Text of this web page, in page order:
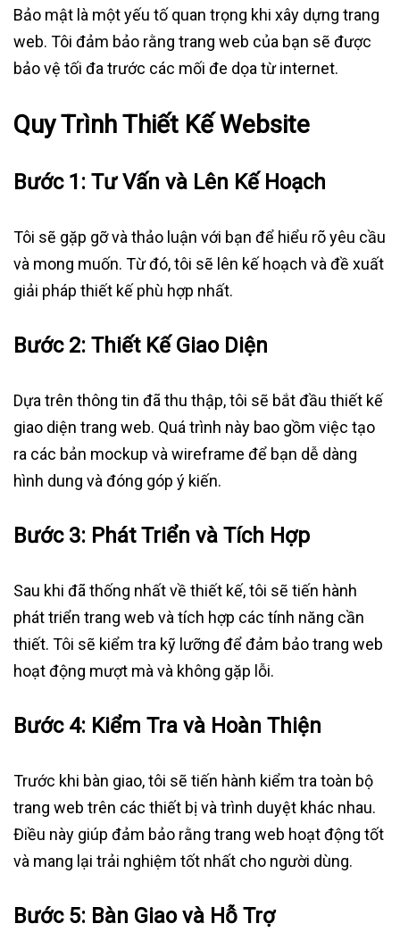
Bảo mật là một yếu tố quan trọng khi xây dựng trang
web. Tôi đảm bảo rằng trang web của bạn sẽ được
bảo vệ tối đa trước các mối đe dọa từ internet.
Quy Trình Thiết Kế Website
Bước 1: Tư Vấn và Lên Kế Hoạch
Tôi sẽ gặp gỡ và thảo luận với bạn để hiểu rõ yêu cầu
và mong muốn. Từ đó, tôi sẽ lên kế hoạch và đề xuất
giải pháp thiết kế phù hợp nhất.
Bước 2: Thiết Kế Giao Diện
Dựa trên thông tin đã thu thập, tôi sẽ bắt đầu thiết kế
giao diện trang web. Quá trình này bao gồm việc tạo
ra các bản mockup và wireframe để bạn dễ dàng
hình dung và đóng góp ý kiến.
Bước 3: Phát Triển và Tích Hợp
Sau khi đã thống nhất về thiết kế, tôi sẽ tiến hành
phát triển trang web và tích hợp các tính năng cần
thiết. Tôi sẽ kiểm tra kỹ lưỡng để đảm bảo trang web
hoạt động mượt mà và không gặp lỗi.
Bước 4: Kiểm Tra và Hoàn Thiện
Trước khi bàn giao, tôi sẽ tiến hành kiểm tra toàn bộ
trang web trên các thiết bị và trình duyệt khác nhau.
Điều này giúp đảm bảo rằng trang web hoạt động tốt
và mang lại trải nghiệm tốt nhất cho người dùng.
Bước 5: Bàn Giao và Hỗ Trợ